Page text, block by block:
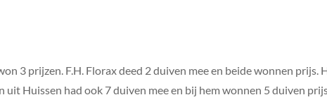
3 prijzen. F.H. Florax deed 2 duiven mee en beide wonnen
uit Huissen had ook 7 duiven mee en bij hem wonnen 5 duiven